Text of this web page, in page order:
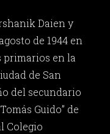
Daien y
de 1944 en
primarios en la
de San
del secundario
Guido” de
Colegio